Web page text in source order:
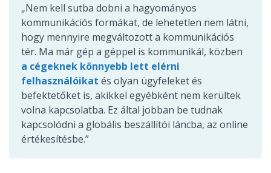
„Nem kell sutba dobni a hagyományos
kommunikációs formákat, de lehetetlen nem látni,
hogy mennyire megváltozott a kommunikációs
tér. Ma már gép a géppel is kommunikál, közben
a cégeknek könnyebb lett elérni
felhasználóikat és olyan ügyfeleket és
befektetőket is, akikkel egyébként nem kerültek
volna kapcsolatba. Ez által jobban be tudnak
kapcsolódni a globális beszállítói láncba, az online
értékesítésbe.”